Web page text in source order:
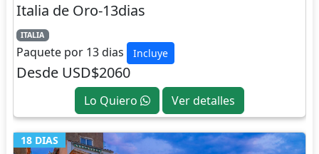
Italia de Oro-13dias
ITALIA
Paquete por 13 dias Incluye
Desde USD$2060
Lo Quiero Ver detalles
18 DIAS